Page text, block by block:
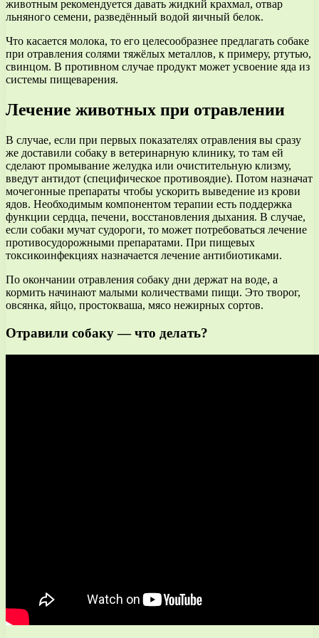
животным рекомендуется давать жидкий крахмал, отвар
льняного семени, разведённый водой яичный белок.
Что касается молока, то его целесообразнее предлагать собаке
при отравления солями тяжёлых металлов, к примеру, ртутью,
свинцом. В противном случае продукт может усвоение яда из
системы пищеварения.
Лечение животных при отравлении
В случае, если при первых показателях отравления вы сразу
же доставили собаку в ветеринарную клинику, то там ей
сделают промывание желудка или очистительную клизму,
введут антидот (специфическое противоядие). Потом назначат
мочегонные препараты чтобы ускорить выведение из крови
ядов. Необходимым компонентом терапии есть поддержка
функции сердца, печени, восстановления дыхания. В случае,
если собаки мучат судороги, то может потребоваться лечение
противосудорожными препаратами. При пищевых
токсикоинфекциях назначается лечение антибиотиками.
По окончании отравления собаку дни держат на воде, а
кормить начинают малыми количествами пищи. Это творог,
овсянка, яйцо, простокваша, мясо нежирных сортов.
Отравили собаку — что делать?